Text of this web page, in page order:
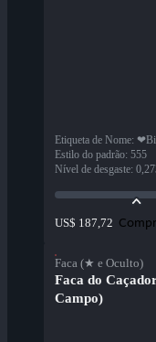
Etiqueta de Nome:
Estilo do padrão: 555
Nível de desgaste:
US$ 187,72
Faca (★ e Oculto)
Faca do
Campo)